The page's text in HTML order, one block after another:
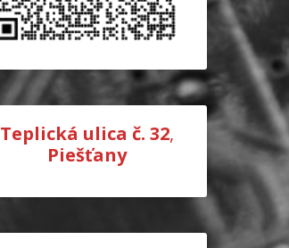
Teplická ulica č. 32,
Piešťany